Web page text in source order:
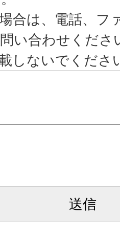
合は、電話、フ
い合わせくださ
しないでくださ